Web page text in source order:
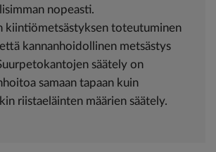
nopeasti.
kiintiömetsästyksen toteutuminen
kannanhoidollinen metsästys
säätely on
samaan tapaan kuin
riistaeläinten määrien säätely.